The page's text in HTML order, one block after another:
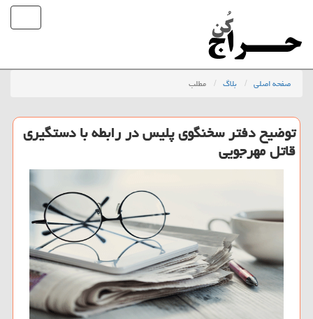
صفحه اصلی بلاگ مطلب
توضیح دفتر سخنگوی پلیس در رابطه با دستگیری
قاتل مهرجویی